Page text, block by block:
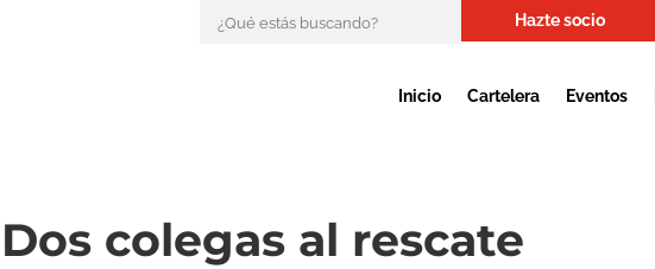
Hazte socio
Inicio Cartelera Eventos
Dos colegas al rescate